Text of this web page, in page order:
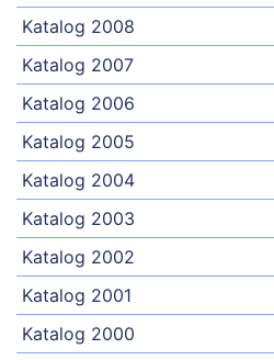
Katalog 2008
Katalog 2007
Katalog 2006
Katalog 2005
Katalog 2004
Katalog 2003
Katalog 2002
Katalog 2001
Katalog 2000